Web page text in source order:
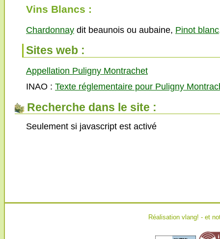
Vins Blancs :
Chardonnay dit beaunois ou aubaine, Pinot blanc
Sites web :
Appellation Puligny Montrachet
INAO : Texte réglementaire pour Puligny
Recherche dans le site :
Seulement si javascript est activé
Réalisation vlang! - et